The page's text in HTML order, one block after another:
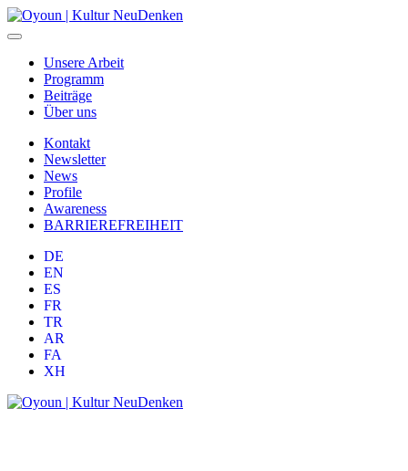
Unsere Arbeit
Programm
Beiträge
Über uns
Kontakt
Newsletter
News
Profile
Awareness
BARRIEREFREIHEIT
DE
EN
ES
FR
TR
AR
FA
XH